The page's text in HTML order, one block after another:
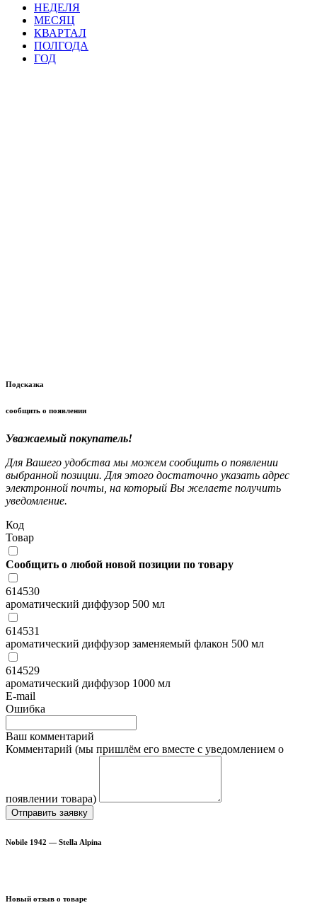
НЕДЕЛЯ
МЕСЯЦ
КВАРТАЛ
ПОЛГОДА
ГОД
Подсказка
сообщить о появлении
Уважаемый покупатель!
Для Вашего удобства мы можем сообщить о появлении
выбранной позиции. Для этого достаточно указать адрес
электронной почты, на который Вы желаете получить
уведомление.
Код
Товар
Сообщить о любой новой позиции по товару
614530
ароматический диффузор 500 мл
614531
ароматический диффузор заменяемый флакон 500 мл
614529
ароматический диффузор 1000 мл
E-mail
Ошибка
Ваш комментарий
Комментарий (мы пришлём его вместе с уведомлением о
появлении товара)
Отправить заявку
Nobile 1942 — Stella Alpina
Новый отзыв о товаре